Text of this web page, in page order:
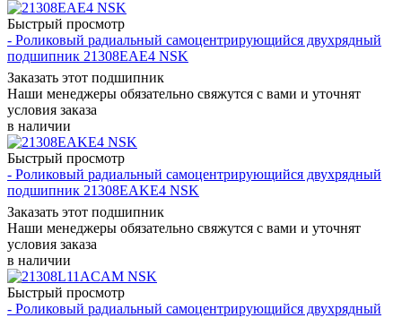
Быстрый просмотр
- Роликовый радиальный самоцентрирующийся двухрядный
подшипник 21308EAE4 NSK
Заказать этот подшипник
Наши менеджеры обязательно свяжутся с вами и уточнят
условия заказа
в наличии
Быстрый просмотр
- Роликовый радиальный самоцентрирующийся двухрядный
подшипник 21308EAKE4 NSK
Заказать этот подшипник
Наши менеджеры обязательно свяжутся с вами и уточнят
условия заказа
в наличии
Быстрый просмотр
- Роликовый радиальный самоцентрирующийся двухрядный